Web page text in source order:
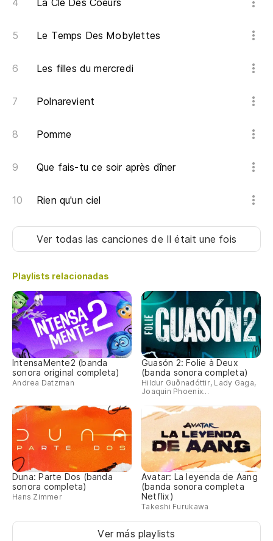
La Clé Des Coeurs
Le Temps Des Mobylettes
Les filles du mercredi
Polnarevient
Pomme
Que fais-tu ce soir après dîner
Rien qu'un ciel
Ver todas las cancionesde Il était une fois
Playlists relacionadas
IntensaMente2 (banda
sonora original completa)
Andrea Datzman
Guasón 2: Folie à Deux
(banda sonora completa)
Hildur Guðnadóttir, Lady Gaga,
Joaquin Phoenix...
Duna: Parte Dos (banda
sonora completa)
Hans Zimmer
Avatar: La leyenda de Aang
(banda sonora completa
Netflix)
Takeshi Furukawa
Ver más playlists